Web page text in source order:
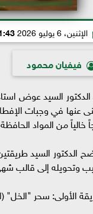
الإثنين، 6 يوليو 2026
فيفيان محمود
السيد عوض
عنها في وجبات
خالياً من المواد
الدكتور السيد
وتحويله إلى قالب
الأولى: سحر "الخل"